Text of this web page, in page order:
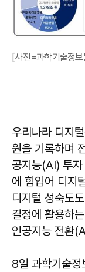
[사진=과학기술정보
우리나라 디지
원을 기록하며
공지능(AI) 투
에 힘입어 디지
디지털 성숙도
결정에 활용하
인공지능 전환
8일 과학기술정